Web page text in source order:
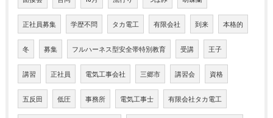
正社員募集 学歴不問 タカ電工 有限会社 到来 本格的
冬 募集 フルハーネス型安全帯特別教育 受講 王子
講習 正社員 電気工事会社 三郷市 講習会 資格
五反田 低圧 事務所 電気工事士 有限会社タカ電工